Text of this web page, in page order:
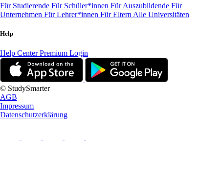
Für Studierende Für Schüler*innen Für Auszubildende Für
Unternehmen Für Lehrer*innen Für Eltern Alle Universitäten
Help
Help CenterPremium Login
© StudySmarter
AGB
Impressum
Datenschutzerklärung